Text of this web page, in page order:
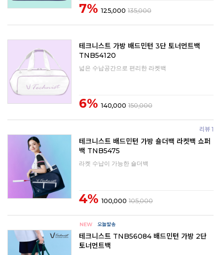
7% 125,000 135,000
테크니스트 가방 배드민턴 3단 토너먼트백
TNB54120
넓은 수납공간으로 편리한 라켓백
6% 140,000 150,000
리뷰 1
테크니스트 배드민턴 가방 숄더백 라켓백 쇼퍼
백 TNB5475
라켓 수납이 가능한 숄더백
4% 100,000 105,000
테크니스트 TNB56084 배드민턴 가방 2단
토너먼트백